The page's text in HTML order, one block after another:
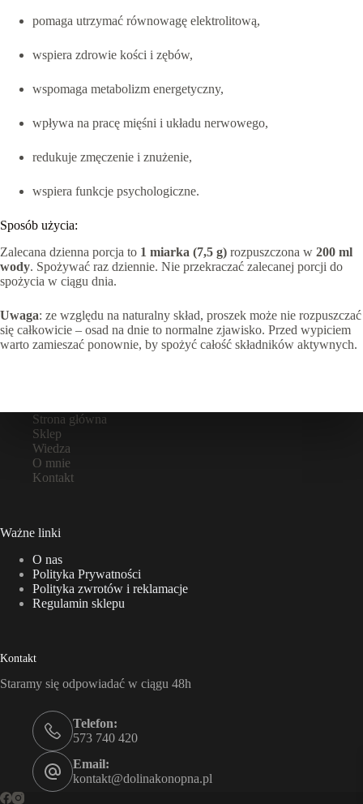
pomaga utrzymać równowagę elektrolitową,
wspiera zdrowie kości i zębów,
wspomaga metabolizm energetyczny,
wpływa na pracę mięśni i układu nerwowego,
redukuje zmęczenie i znużenie,
wspiera funkcje psychologiczne.
Sposób użycia:
Zalecana dzienna porcja to 1 miarka (7,5 g) rozpuszczona w 200 ml
wody. Spożywać raz dziennie. Nie przekraczać zalecanej porcji do
spożycia w ciągu dnia.
Uwaga: ze względu na naturalny skład, proszek może nie rozpuszczać
się całkowicie – osad na dnie to normalne zjawisko. Przed wypiciem
warto zamieszać ponownie, by spożyć całość składników aktywnych.
Strona główna
Sklep
Wiedza
O mnie
Kontakt
Ważne linki
O nas
Polityka Prywatności
Polityka zwrotów i reklamacje
Regulamin sklepu
Kontakt
Staramy się odpowiadać w ciągu 48h
Telefon:
573 740 420
Email:
kontakt@dolinakonopna.pl